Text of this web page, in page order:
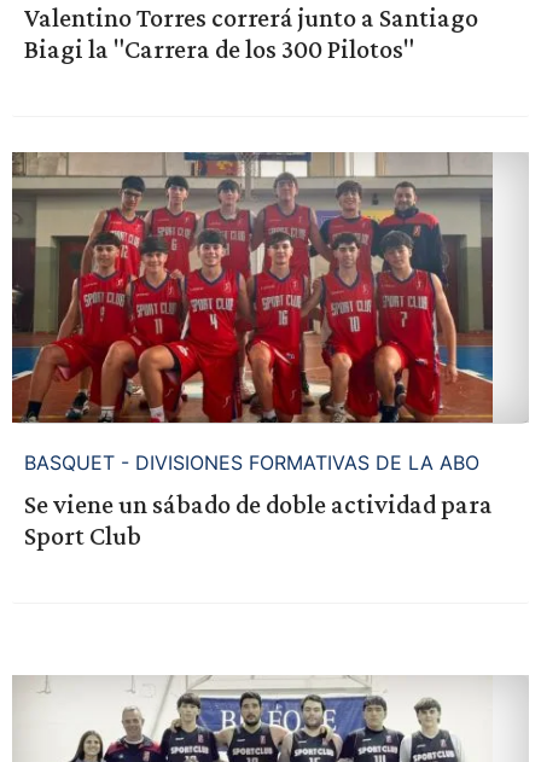
Valentino Torres correrá junto a Santiago
Biagi la "Carrera de los 300 Pilotos"
BASQUET - DIVISIONES FORMATIVAS DE LA ABO
Se viene un sábado de doble actividad para
Sport Club